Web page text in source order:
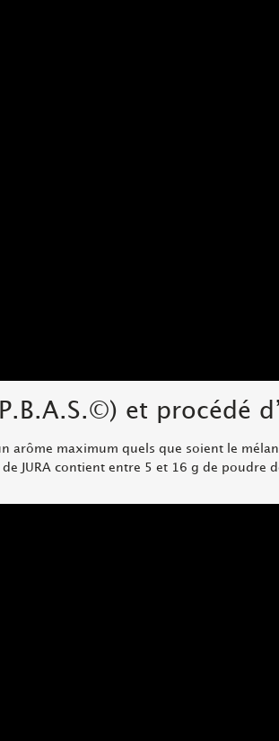
©) et procédé
arôme maximum quels que soient le
JURA contient entre 5 et 16 g de poudre